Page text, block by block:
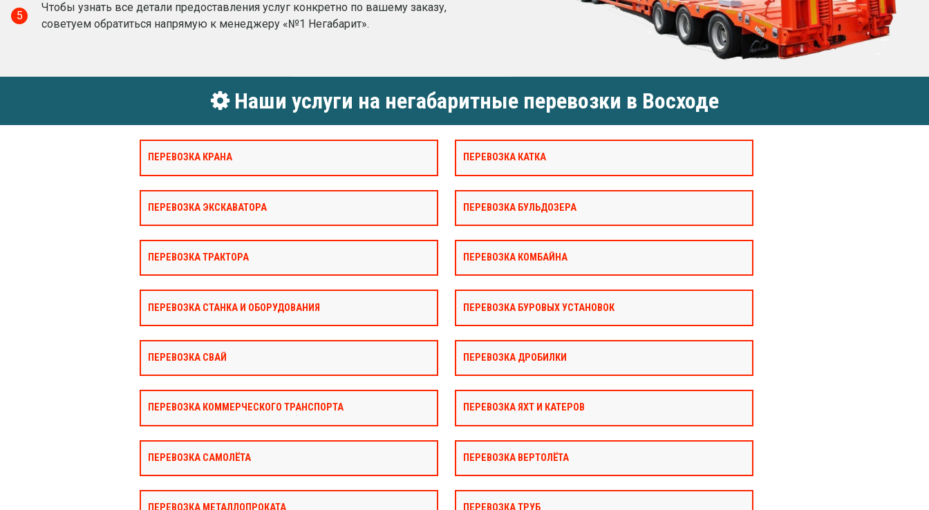
5
Чтобы узнать все детали предоставления услуг конкретно по вашему заказу,
советуем обратиться напрямую к менеджеру «№1 Негабарит».
Наши услуги на негабаритные перевозки в Восходе
ПЕРЕВОЗКА КРАНА ПЕРЕВОЗКА КАТКА
ПЕРЕВОЗКА ЭКСКАВАТОРА ПЕРЕВОЗКА БУЛЬДОЗЕРА
ПЕРЕВОЗКА ТРАКТОРА ПЕРЕВОЗКА КОМБАЙНА
ПЕРЕВОЗКА СТАНКА И ОБОРУДОВАНИЯ ПЕРЕВОЗКА БУРОВЫХ УСТАНОВОК
ПЕРЕВОЗКА СВАЙ ПЕРЕВОЗКА ДРОБИЛКИ
ПЕРЕВОЗКА КОММЕРЧЕСКОГО ТРАНСПОРТА ПЕРЕВОЗКА ЯХТ И КАТЕРОВ
ПЕРЕВОЗКА САМОЛЁТА ПЕРЕВОЗКА ВЕРТОЛЁТА
ПЕРЕВОЗКА МЕТАЛЛОПРОКАТА ПЕРЕВОЗКА ТРУБ